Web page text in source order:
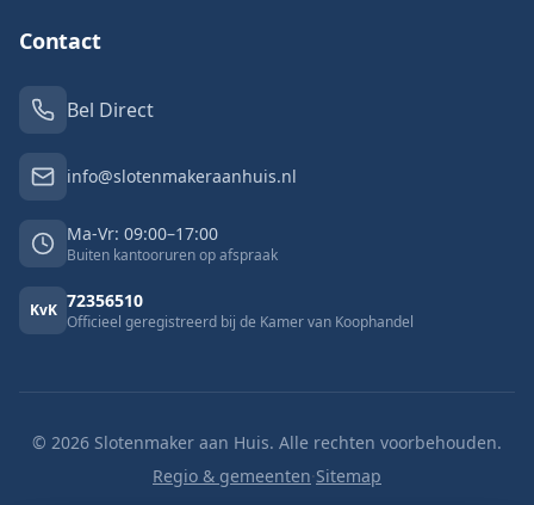
Contact
Bel Direct
info@slotenmakeraanhuis.nl
Ma-Vr: 09:00–17:00
Buiten kantooruren op afspraak
KvK 72356510
Officieel geregistreerd bij de Kamer van Koophandel
© 2026 Slotenmaker aan Huis. Alle rechten voorbehouden.
Regio & gemeenten·Sitemap